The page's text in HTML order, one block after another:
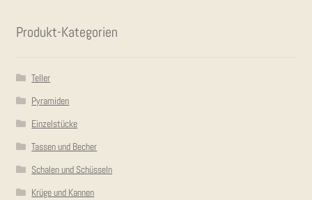
Pro­dukt-Kate­go­rien
Teller
Pyramiden
Einzelstücke
Tassen und Becher
Schalen und Schüsseln
Krüge und Kannen